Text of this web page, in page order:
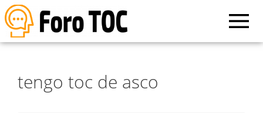
tengo toc de asco